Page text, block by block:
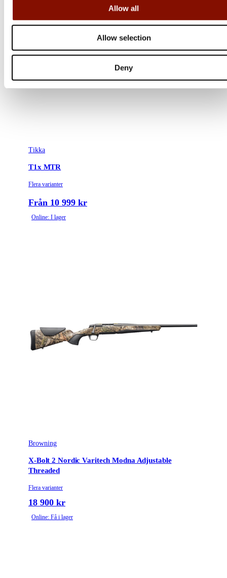
Allow all
Allow selection
Deny
Tikka
T1x MTR
Flera varianter
Från 10 999 kr
Online: I lager
Browning
X-Bolt 2 Nordic Varitech Modna Adjustable
Threaded
Flera varianter
18 900 kr
Online: Få i lager